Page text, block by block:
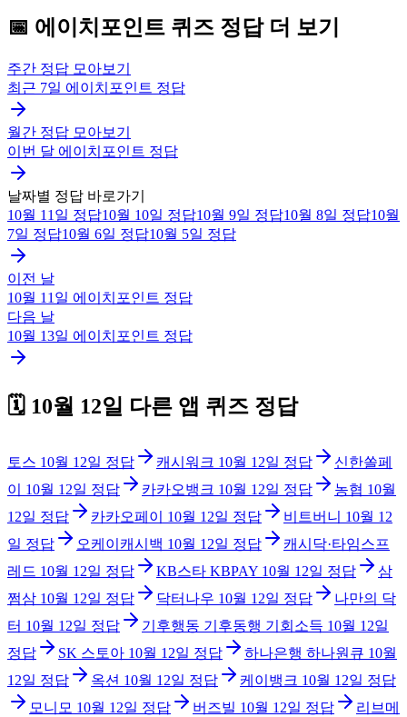
📅 에이치포인트 퀴즈 정답 더 보기
주간 정답 모아보기
최근 7일 에이치포인트 정답
월간 정답 모아보기
이번 달 에이치포인트 정답
날짜별 정답 바로가기
10월 11일 정답10월 10일 정답10월 9일 정답10월 8일 정답10월
7일 정답10월 6일 정답10월 5일 정답
이전 날
10월 11일 에이치포인트 정답
다음 날
10월 13일 에이치포인트 정답
🗓️ 10월 12일 다른 앱 퀴즈 정답
토스 10월 12일 정답 캐시워크 10월 12일 정답
신한쏠페
이
10월 12일 정답 카카오뱅크 10월 12일 정답 농협 10월
12일 정답 카카오페이 10월 12일 정답 비트버니 10월 12
일 정답 오케이캐시백 10월 12일 정답
캐시닥·타임스프
레드 10월 12일 정답 KB스타 KBPAY 10월 12일 정답
삼
쩜삼 10월 12일 정답 닥터나우 10월 12일 정답
나만의 닥
터 10월 12일 정답 기후행동 기후동행 기회소득 10월 12일
정답
SK 스토아 10월 12일 정답 하나은행 하나원큐 10월
12일 정답 옥션 10월 12일 정답 케이뱅크 10월 12일 정답
모니모 10월 12일 정답 버즈빌 10월 12일 정답
리브메